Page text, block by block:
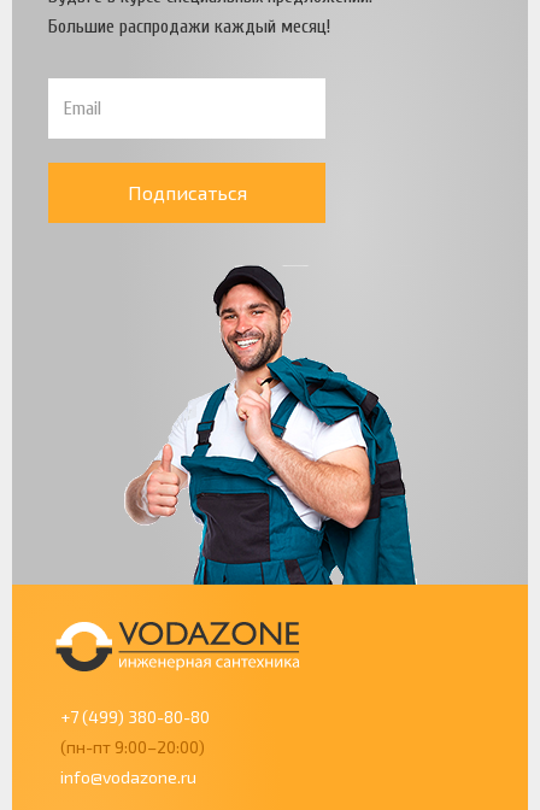
Большие распродажи каждый месяц!
Подписаться
+7 (499) 380-80-80
(пн-пт 9:00–20:00)
info@vodazone.ru